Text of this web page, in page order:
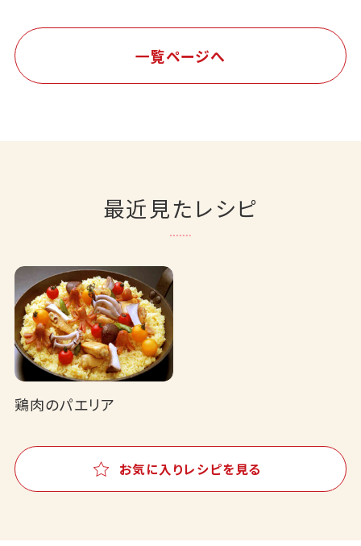
一覧ページへ
最近見たレシピ
鶏肉のパエリア
お気に入りレシピを見る